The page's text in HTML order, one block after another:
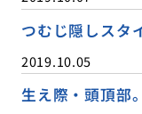
つむじ隠しスタ
2019.10.05
生え際・頭頂部